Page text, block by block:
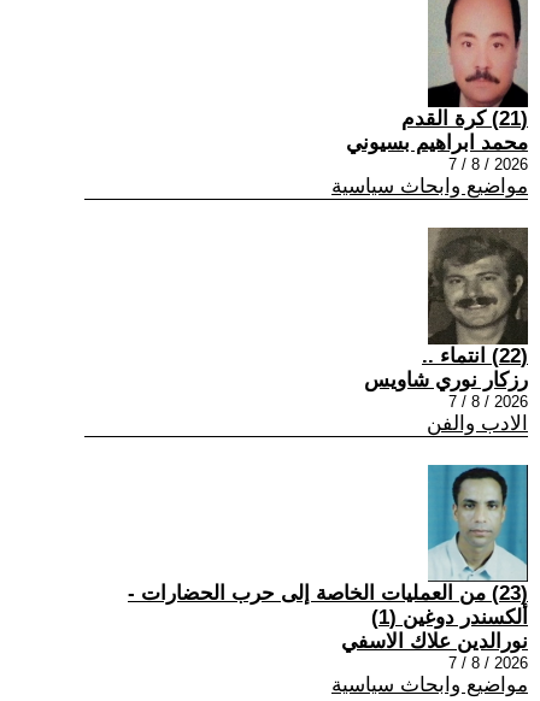
(21) كرة القدم
محمد ابراهيم بسيوني
2026 / 8 / 7
مواضيع وابحاث سياسية
(22) انتماء ..
رزكار نوري شاويس
2026 / 8 / 7
الادب والفن
(23) من العمليات الخاصة إلى حرب الحضارات -
ألكسندر دوغين (1)
نورالدين علاك الاسفي
2026 / 8 / 7
مواضيع وابحاث سياسية